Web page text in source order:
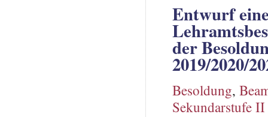
Entwurf
der
2019/2020/
Besoldung,
Sekundarstufe II